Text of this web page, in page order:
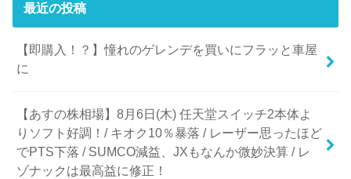
最近の投稿
【即購入！？】憧れのゲレンデを買いにフラッと車屋
に
【あすの株相場】8月6日(木) 任天堂スイッチ2本体よ
りソフト好調！/ キオク10％暴落 / レーザー思ったほど
でPTS下落 / SUMCO減益、JXもなんか微妙決算 / レ
ゾナックは最高益に修正！